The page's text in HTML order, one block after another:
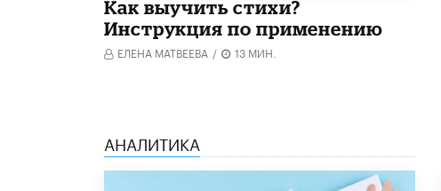
Как выучить стихи?
Инструкция по применению
ЕЛЕНА МАТВЕЕВА / 13 МИН.
АНАЛИТИКА